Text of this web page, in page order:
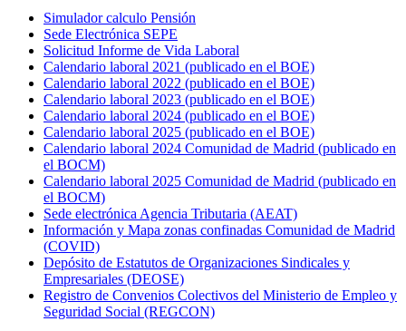
Simulador calculo Pensión
Sede Electrónica SEPE
Solicitud Informe de Vida Laboral
Calendario laboral 2021 (publicado en el BOE)
Calendario laboral 2022 (publicado en el BOE)
Calendario laboral 2023 (publicado en el BOE)
Calendario laboral 2024 (publicado en el BOE)
Calendario laboral 2025 (publicado en el BOE)
Calendario laboral 2024 Comunidad de Madrid (publicado en
el BOCM)
Calendario laboral 2025 Comunidad de Madrid (publicado en
el BOCM)
Sede electrónica Agencia Tributaria (AEAT)
Información y Mapa zonas confinadas Comunidad de Madrid
(COVID)
Depósito de Estatutos de Organizaciones Sindicales y
Empresariales (DEOSE)
Registro de Convenios Colectivos del Ministerio de Empleo y
Seguridad Social (REGCON)